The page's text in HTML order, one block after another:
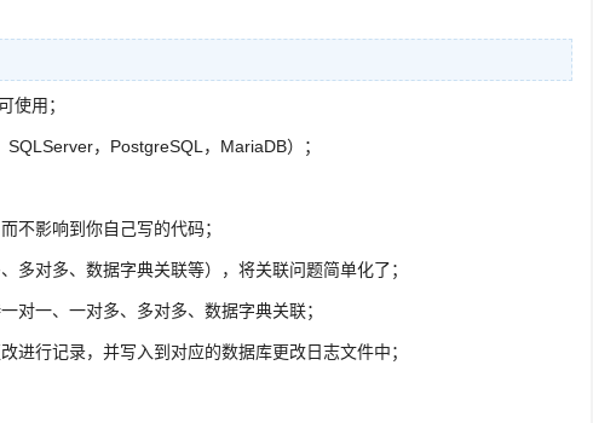
使用；
，PostgreSQL，MariaDB）；
不影响到你自己写的代码；
多对多、数据字典关联等），将关联问题简单化了；
对一、一对多、多对多、数据字典关联；
进行记录，并写入到对应的数据库更改日志文件中；